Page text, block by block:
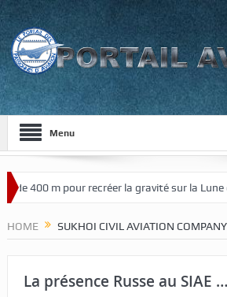
Menu
400 m pour recréer la gravité sur la Lune et
HOME SUKHOI CIVIL AVIATION COMPANY
La présence Russe au SIAE …